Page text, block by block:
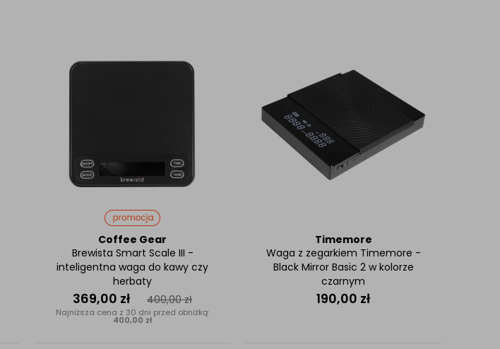
Coffee Gear
Brewista Smart Scale III -
inteligentna waga do kawy czy
herbaty
369,00 zł 400,00zł
Najniższa cena z 30 dni przed obniżką:
400,00 zł
Timemore
Waga z zegarkiem Timemore -
Black Mirror Basic 2 w kolorze
czarnym
190,00 zł